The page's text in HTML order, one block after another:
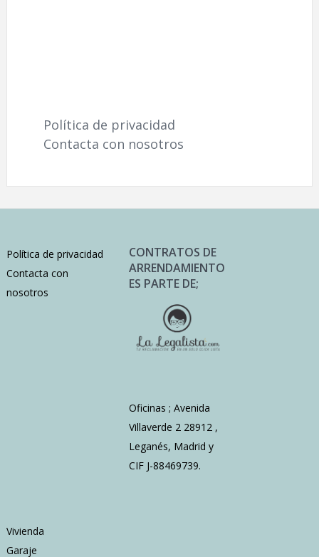
Política de privacidad
Contacta con nosotros
Política de privacidad
Contacta con
nosotros
CONTRATOS DE
ARRENDAMIENTO
ES PARTE DE;
Oficinas ; Avenida
Villaverde 2 28912 ,
Leganés, Madrid y
CIF J-88469739.
Vivienda
Garaje